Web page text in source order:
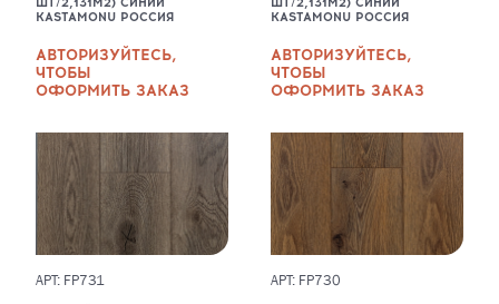
KASTAMONU РОССИЯ
АВТОРИЗУЙТЕСЬ,
ЧТОБЫ
ОФОРМИТЬ ЗАКАЗ
KASTAMONU РОССИЯ
АВТОРИЗУЙТЕСЬ,
ЧТОБЫ
ОФОРМИТЬ ЗАКАЗ
АРТ: FP731 АРТ: FP730